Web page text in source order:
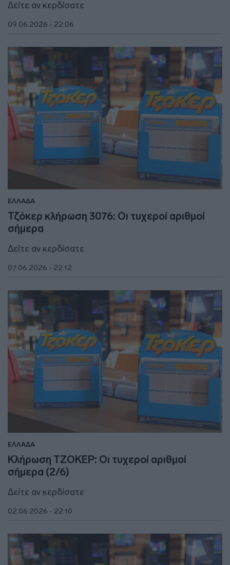
Δείτε αν κερδίσατε
09.06.2026 - 22:06
ΕΛΛΑΔΑ
Τζόκερ κλήρωση 3076: Οι τυχεροί αριθμοί
σήμερα
Δείτε αν κερδίσατε
07.06.2026 - 22:12
ΕΛΛΑΔΑ
Κλήρωση ΤΖΟΚΕΡ: Οι τυχεροί αριθμοί
σήμερα (2/6)
Δείτε αν κερδίσατε
02.06.2026 - 22:10